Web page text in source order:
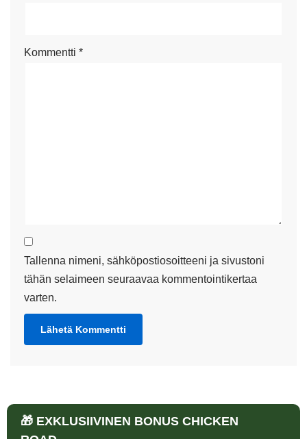
Kommentti *
Tallenna nimeni, sähköpostiosoitteeni ja sivustoni
tähän selaimeen seuraavaa kommentointikertaa
varten.
🎁 EXKLUSIIVINEN BONUS CHICKEN